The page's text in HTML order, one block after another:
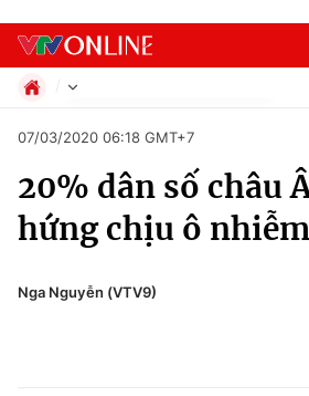
Chuyên mục
Chính trị
Xã hội
Xã hội
Pháp luật
Thể thao
Văn hóa - Giải trí
07/03/2020 06:18 GMT+7
20% dân số châu
hứng chịu ô
Nga Nguyễn (VTV9)